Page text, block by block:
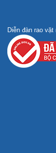
Diễn đàn rao vặt